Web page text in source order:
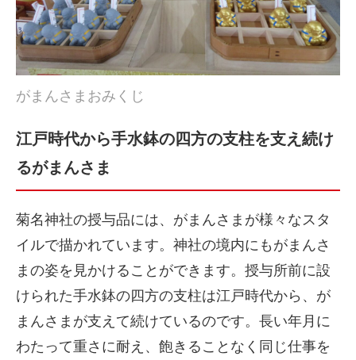
がまんさまおみくじ
江戸時代から手水鉢の四方の支柱を支え続け
るがまんさま
菊名神社の授与品には、がまんさまが様々なスタ
イルで描かれています。神社の境内にもがまんさ
まの姿を見かけることができます。授与所前に設
けられた手水鉢の四方の支柱は江戸時代から、が
まんさまが支えて続けているのです。長い年月に
わたって重さに耐え、飽きることなく同じ仕事を